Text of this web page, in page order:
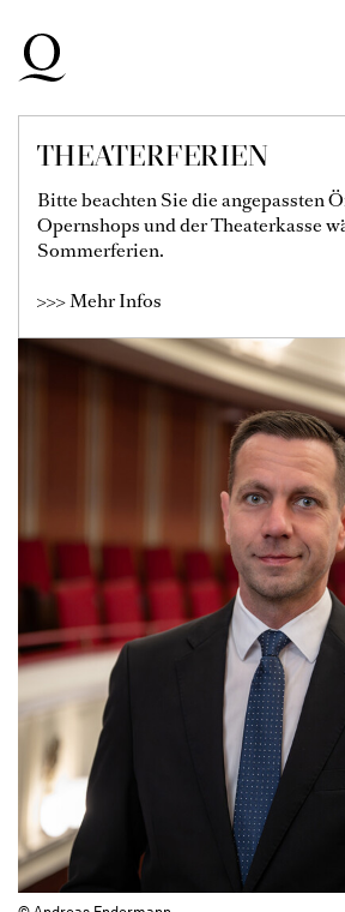
Zur Hauptnavigation springen
Zum Hauptinhalt springen
Zum Footer springen
THEATERFERIEN
Bitte beachten Sie die angepassten
Opernshops und der Theaterkasse
Sommerferien.
>>> Mehr Infos
ALBERT